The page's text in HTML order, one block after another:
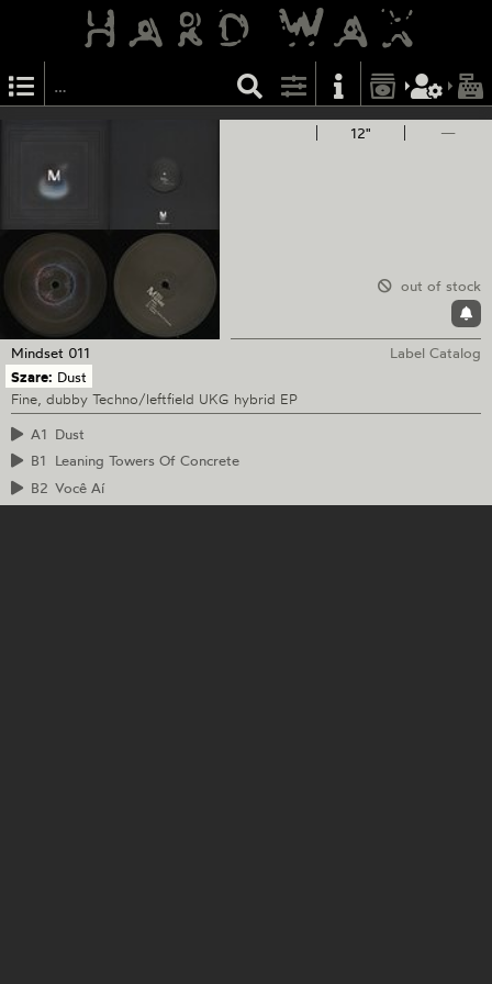
12" —
out of stock
Mindset 011
Label Catalog
Szare: Dust
Fine, dubby Techno/leftfield UKG hybrid EP
A1 Dust
B1
Leaning Towers Of Concrete
B2 Você Aí